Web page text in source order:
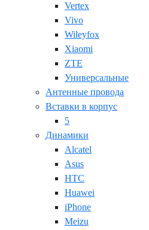
Vertex
Vivo
Wileyfox
Xiaomi
ZTE
Универсальные
Антенные провода
Вставки в корпус
5
Динамики
Alcatel
Asus
HTC
Huawei
iPhone
Meizu